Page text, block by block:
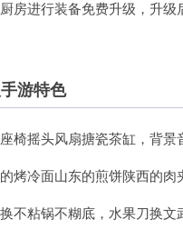
房进行装备免费升级，升
游特色
椅摇头风扇搪瓷茶缸，背
烤冷面山东的煎饼陕西的
不粘锅不糊底，水果刀换